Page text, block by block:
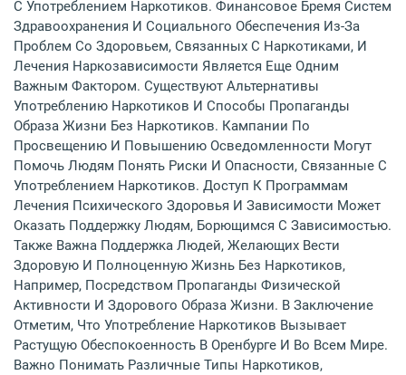
С Употреблением Наркотиков. Финансовое Бремя Систем
Здравоохранения И Социального Обеспечения Из-За
Проблем Со Здоровьем, Связанных С Наркотиками, И
Лечения Наркозависимости Является Еще Одним
Важным Фактором. Существуют Альтернативы
Употреблению Наркотиков И Способы Пропаганды
Образа Жизни Без Наркотиков. Кампании По
Просвещению И Повышению Осведомленности Могут
Помочь Людям Понять Риски И Опасности, Связанные С
Употреблением Наркотиков. Доступ К Программам
Лечения Психического Здоровья И Зависимости Может
Оказать Поддержку Людям, Борющимся С Зависимостью.
Также Важна Поддержка Людей, Желающих Вести
Здоровую И Полноценную Жизнь Без Наркотиков,
Например, Посредством Пропаганды Физической
Активности И Здорового Образа Жизни. В Заключение
Отметим, Что Употребление Наркотиков Вызывает
Растущую Обеспокоенность В Оренбурге И Во Всем Мире.
Важно Понимать Различные Типы Наркотиков,